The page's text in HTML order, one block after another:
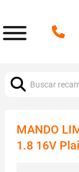
MANDO
1.8 16V